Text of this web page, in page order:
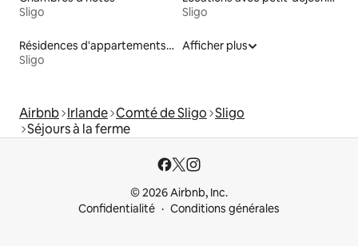
Sligo
Sligo
Résidences d'appartements en location
Sligo
Afficher plus
Airbnb Irlande Comté de Sligo Sligo
Séjours à la ferme
© 2026 Airbnb, Inc.
Confidentialité
Conditions générales